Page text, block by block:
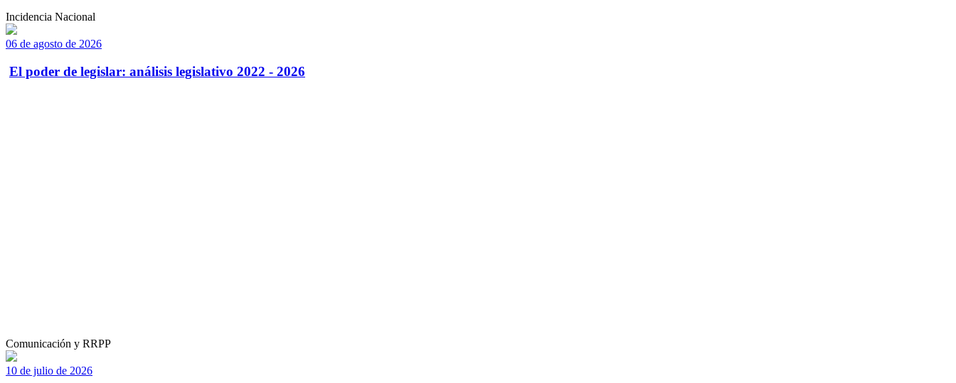
Incidencia Nacional
06 de agosto de 2026
El poder de legislar: análisis legislativo 2022 - 2026
Comunicación y RRPP
10 de julio de 2026